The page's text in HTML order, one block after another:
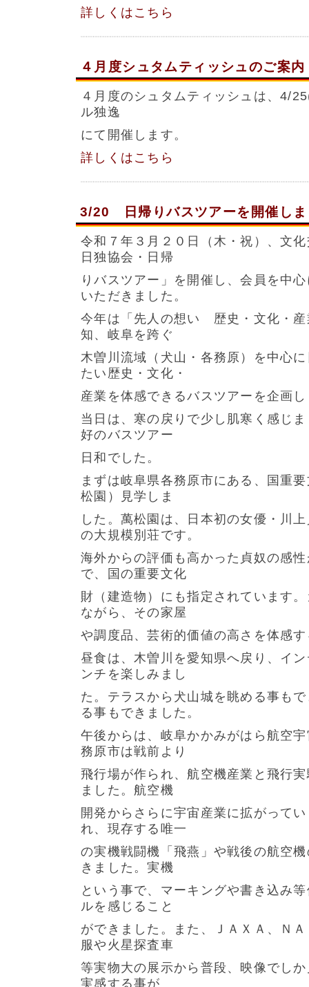
詳しくはこちら
４月度シュタムティッシュのご案内
４月度のシュタムティッシュは、4/
ル独逸
にて開催します。
詳しくはこちら
3/20 日帰りバスツアーを開催しま
令和７年３月２０日（木・祝）、文
日独協会・日帰
りバスツアー」を開催し、会員を中
いただきました。
今年は「先人の想い 歴史・文化・産
知、岐阜を跨ぐ
木曽川流域（犬山・各務原）を中心
たい歴史・文化・
産業を体感できるバスツアーを企画
当日は、寒の戻りで少し肌寒く感じ
好のバスツアー
日和でした。
まずは岐阜県各務原市にある、国重
松園）見学しま
した。萬松園は、日本初の女優・川
の大規模別荘です。
海外からの評価も高かった貞奴の感
で、国の重要文化
財（建造物）にも指定されています
ながら、その家屋
や調度品、芸術的価値の高さを体感
昼食は、木曽川を愛知県へ戻り、イ
ンチを楽しみまし
た。テラスから犬山城を眺める事も
る事もできました。
午後からは、岐阜かかみがはら航空
務原市は戦前より
飛行場が作られ、航空機産業と飛行
ました。航空機
開発からさらに宇宙産業に拡がって
れ、現存する唯一
の実機戦闘機「飛燕」や戦後の航空
きました。実機
という事で、マーキングや書き込み
ルを感じること
ができました。また、ＪＡＸＡ、Ｎ
服や火星探査車
等実物大の展示から普段、映像でし
実感する事が